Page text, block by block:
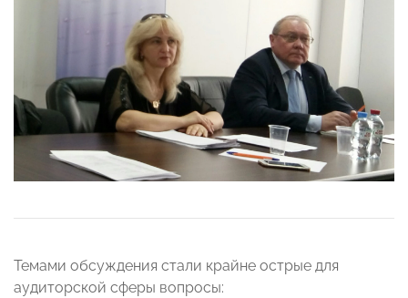
Темами обсуждения стали крайне острые для
аудиторской сферы вопросы: